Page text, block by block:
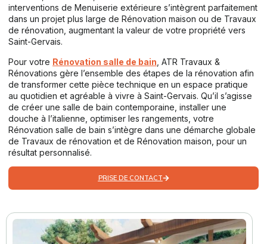
interventions de Menuiserie extérieure s’intègrent parfaitement
dans un projet plus large de Rénovation maison ou de Travaux
de rénovation, augmentant la valeur de votre propriété vers
Saint-Gervais.
Pour votre Rénovation salle de bain , ATR Travaux &
Rénovations gère l’ensemble des étapes de la rénovation afin
de transformer cette pièce technique en un espace pratique
au quotidien et agréable à vivre à Saint-Gervais. Qu’il s’agisse
de créer une salle de bain contemporaine, installer une
douche à l’italienne, optimiser les rangements, votre
Rénovation salle de bain s’intègre dans une démarche globale
de Travaux de rénovation et de Rénovation maison, pour un
résultat personnalisé.
PRISE DE CONTACT